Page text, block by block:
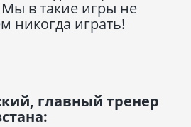
в такие игры не
никогда играть!
главный тренер